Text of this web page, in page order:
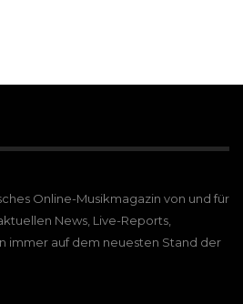
Online-Musikmagazin von und für
News, Live-Reports,
immer auf dem neuesten Stand der